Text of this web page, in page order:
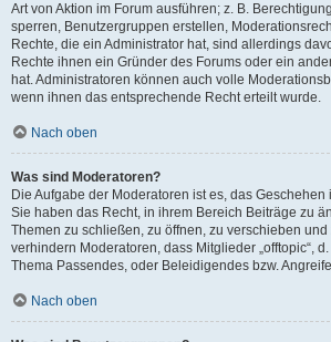
Art von Aktion im Forum ausführen; z. B.
sperren, Benutzergruppen erstellen,
Rechte, die ein Administrator hat, sind allerdings
Rechte ihnen ein Gründer des Forums oder ein
hat. Administratoren können auch volle
wenn ihnen das entsprechende Recht erteilt wurde.
Nach oben
Was sind Moderatoren?
Die Aufgabe der Moderatoren ist es, das
Sie haben das Recht, in ihrem Bereich Beiträge zu
Themen zu schließen, zu öffnen, zu verschieben
verhindern Moderatoren, dass Mitglieder „offtopic“,
Thema Passendes, oder Beleidigendes bzw.
Nach oben